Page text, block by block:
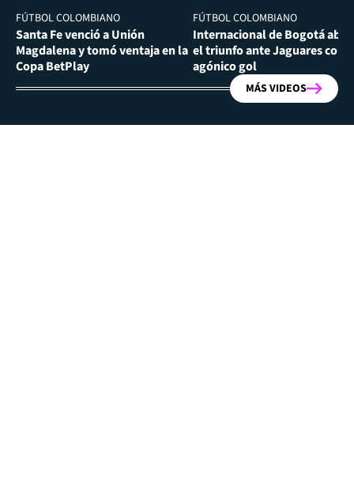
FÚTBOL COLOMBIANO
Santa Fe venció a Unión
Magdalena y tomó ventaja en la
Copa BetPlay
FÚTBOL COLOMBIANO
Internacional de Bogotá
el triunfo ante Jaguares con
agónico gol
MÁS VIDEOS